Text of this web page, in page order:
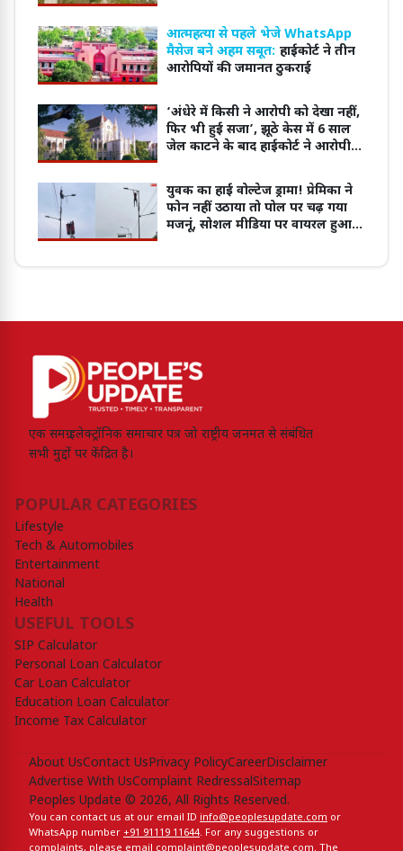
आत्महत्या से पहले भेजे WhatsApp
मैसेज बने अहम सबूत: हाईकोर्ट ने तीन
आरोपियों की जमानत ठुकराई
‘अंधेरे में किसी ने आरोपी को देखा नहीं,
फिर भी हुई सजा’, झूठे केस में 6 साल
जेल काटने के बाद हाईकोर्ट ने आरोपी
युवक का हाई वोल्टेज ड्रामा! प्रेमिका ने
फोन नहीं उठाया तो पोल पर चढ़ गया
मजनूं, सोशल मीडिया पर वायरल हुआ
एक समग्र इलेक्ट्रॉनिक समाचार पत्र जो राष्ट्रीय जनमत से संबंधित
सभी मुद्दों पर केंद्रित है।
POPULAR CATEGORIES
Lifestyle
Tech & Automobiles
Entertainment
National
Health
USEFUL TOOLS
SIP Calculator
Personal Loan Calculator
Car Loan Calculator
Education Loan Calculator
Income Tax Calculator
About UsContact UsPrivacy PolicyCareerDisclaimer
Advertise With UsComplaint RedressalSitemap
Peoples Update © 2026, All Rights Reserved.
You can contact us at our email ID info@peoplesupdate.com or
WhatsApp number +91 91119 11644. For any suggestions or
complaints, please email complaint@peoplesupdate.com. The